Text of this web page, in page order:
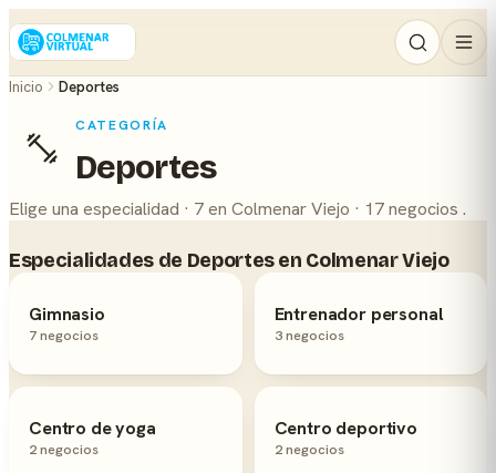
Inicio Deportes
CATEGORÍA
Deportes
Elige una especialidad · 7 en Colmenar Viejo · 17 negocios .
Especialidades de Deportes en Colmenar Viejo
Gimnasio
7 negocios
Entrenador personal
3 negocios
Centro de yoga
2 negocios
Centro deportivo
2 negocios